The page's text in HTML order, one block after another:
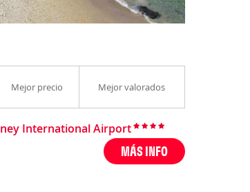
Mejor precio Mejor valorados
International Airport
MÁS INFO